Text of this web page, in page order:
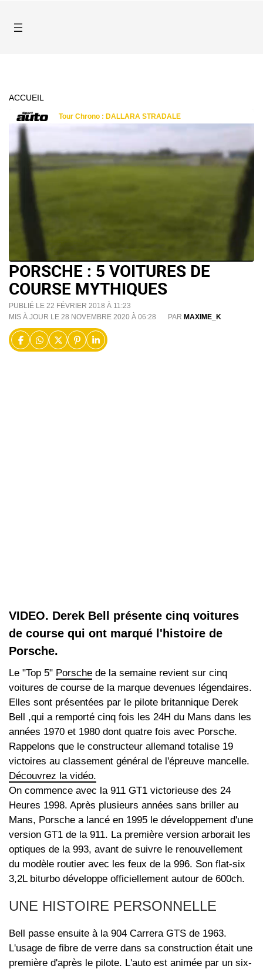
ACCUEIL
PORSCHE : 5 VOITURES DE
COURSE MYTHIQUES
PUBLIÉ LE 22 FÉVRIER 2018 À 11:23
MIS À JOUR LE 28 NOVEMBRE 2020 À 06:28
PAR MAXIME_K
VIDEO. Derek Bell présente cinq voitures
de course qui ont marqué l'histoire de
Porsche.
Le "Top 5" Porsche de la semaine revient sur cinq
voitures de course de la marque devenues légendaires.
Elles sont présentées par le pilote britannique Derek
Bell ,qui a remporté cinq fois les 24H du Mans dans les
années 1970 et 1980 dont quatre fois avec Porsche.
Rappelons que le constructeur allemand totalise 19
victoires au classement général de l'épreuve mancelle.
Découvrez la vidéo.
On commence avec la 911 GT1 victorieuse des 24
Heures 1998. Après plusieurs années sans briller au
Mans, Porsche a lancé en 1995 le développement d'une
version GT1 de la 911. La première version arborait les
optiques de la 993, avant de suivre le renouvellement
du modèle routier avec les feux de la 996. Son flat-six
3,2L biturbo développe officiellement autour de 600ch.
UNE HISTOIRE PERSONNELLE
Bell passe ensuite à la 904 Carrera GTS de 1963.
L'usage de fibre de verre dans sa construction était une
première d'après le pilote. L'auto est animée par un six-